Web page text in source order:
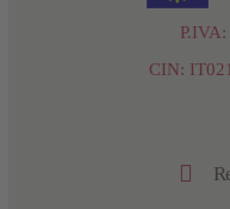
CIN:
